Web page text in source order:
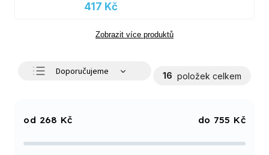
417 Kč
Zobrazit více produktů
Doporučujeme
Abecedně
16 položek celkem
268 Kč 755 Kč